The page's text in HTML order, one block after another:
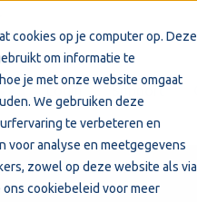
cookies op je computer op. Deze
om informatie te
je met onze website omgaat
We gebruiken deze
te verbeteren en
voor analyse en meetgegevens
zowel op deze website als via
ons cookiebeleid voor meer
Support